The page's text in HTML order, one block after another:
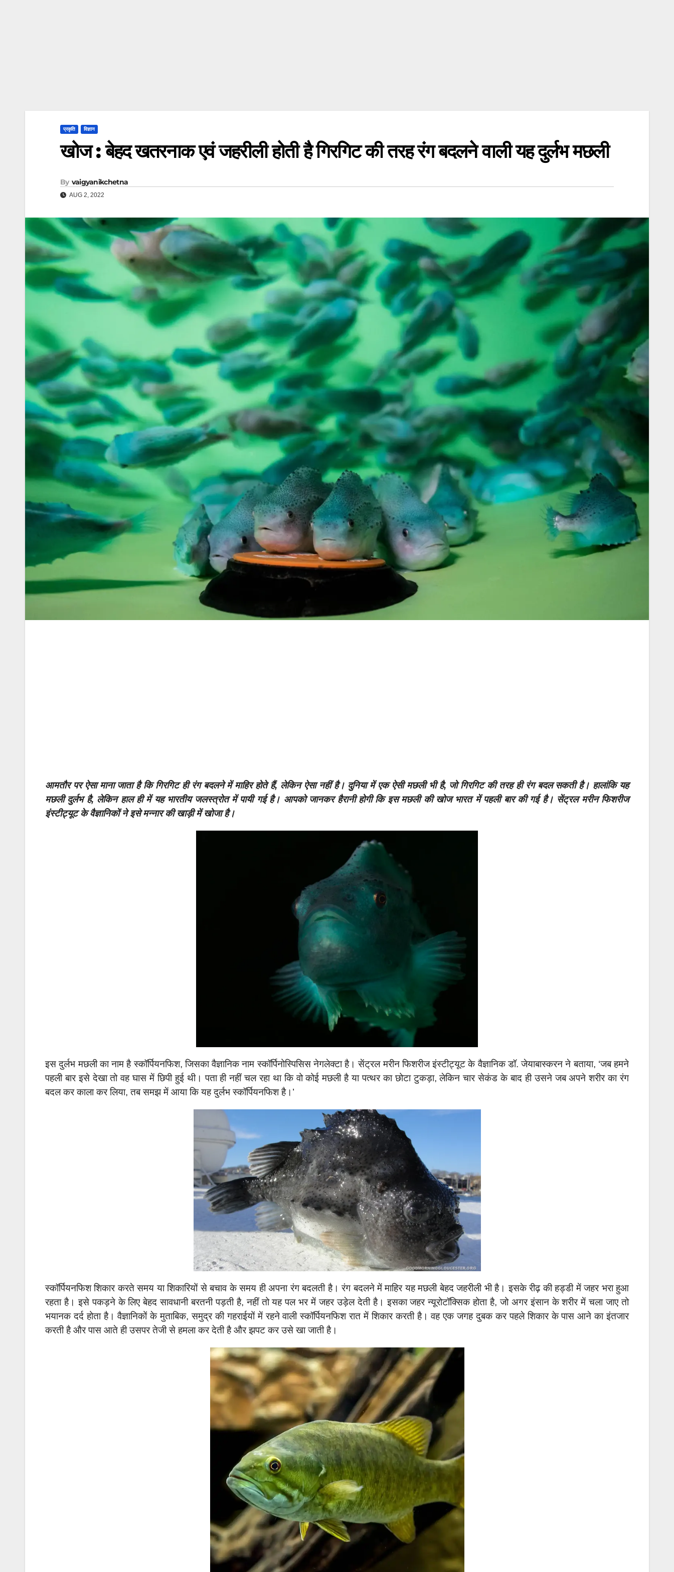
प्रकृति विज्ञान
खोज : बेहद खतरनाक एवं जहरीली होती है गिरगिट की तरह रंग बदलने वाली यह दुर्लभ मछली
By vaigyanikchetna
AUG 2, 2022
आमतौर पर ऐसा माना जाता है कि गिरगिट ही रंग बदलने में माहिर होते हैं, लेकिन ऐसा नहीं है। दुनिया में एक ऐसी मछली भी है, जो गिरगिट की तरह ही रंग बदल सकती है। हालांकि यह
मछली दुर्लभ है, लेकिन हाल ही में यह भारतीय जलस्त्रोत में पायी गई है। आपको जानकर हैरानी होगी कि इस मछली की खोज भारत में पहली बार की गई है। सेंट्रल मरीन फिशरीज
इंस्टीट्यूट के वैज्ञानिकों ने इसे मन्नार की खाड़ी में खोजा है।
इस दुर्लभ मछली का नाम है स्कॉर्पियनफिश, जिसका वैज्ञानिक नाम स्कॉर्पिनोस्पिसिस नेगलेक्टा है। सेंट्रल मरीन फिशरीज इंस्टीट्यूट के वैज्ञानिक डॉ. जेयाबास्करन ने बताया, ‘जब हमने
पहली बार इसे देखा तो वह घास में छिपी हुई थी। पता ही नहीं चल रहा था कि वो कोई मछली है या पत्थर का छोटा टुकड़ा, लेकिन चार सेकंड के बाद ही उसने जब अपने शरीर का रंग
बदल कर काला कर लिया, तब समझ में आया कि यह दुर्लभ स्कॉर्पियनफिश है।’
स्कॉर्पियनफिश शिकार करते समय या शिकारियों से बचाव के समय ही अपना रंग बदलती है। रंग बदलने में माहिर यह मछली बेहद जहरीली भी है। इसके रीढ़ की हड्डी में जहर भरा हुआ
रहता है। इसे पकड़ने के लिए बेहद सावधानी बरतनी पड़ती है, नहीं तो यह पल भर में जहर उड़ेल देती है। इसका जहर न्यूरोटॉक्सिक होता है, जो अगर इंसान के शरीर में चला जाए तो
भयानक दर्द होता है। वैज्ञानिकों के मुताबिक, समुद्र की गहराईयों में रहने वाली स्कॉर्पियनफिश रात में शिकार करती है। वह एक जगह दुबक कर पहले शिकार के पास आने का इंतजार
करती है और पास आते ही उसपर तेजी से हमला कर देती है और झपट कर उसे खा जाती है।